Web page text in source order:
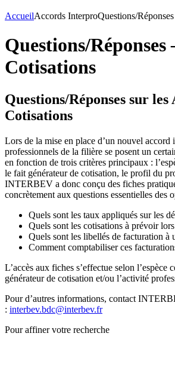
AccueilAccords InterproQuestions/
Questions/Réponses
Cotisations
Questions/Réponses sur les
Cotisations
Lors de la mise en place d’un nouvel accord
professionnels de la filière se posent un
en fonction de trois critères principaux :
le fait générateur de cotisation, le profil du
INTERBEV a donc conçu des fiches
concrètement aux questions essentielles des
Quels sont les taux appliqués sur les
Quels sont les cotisations à prévoir
Quels sont les libellés de facturation à
Comment comptabiliser ces
L’accès aux fiches s’effectue selon l’espèce
générateur de cotisation et/ou l’activité
Pour d’autres informations, contact
: interbev.bdc@interbev.fr
Pour affiner votre recherche